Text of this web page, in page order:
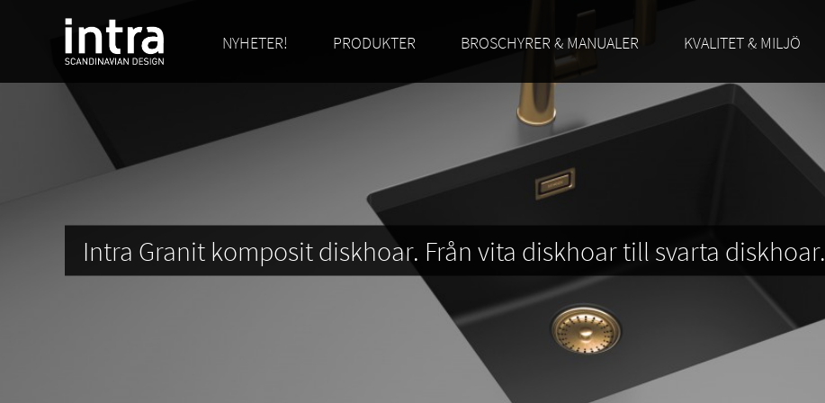
NYHETER! PRODUKTER BROSCHYRER & MANUALER KVALITET & MILJÖ
Intra Granit komposit diskhoar. Från vita diskhoar till svarta diskhoar.